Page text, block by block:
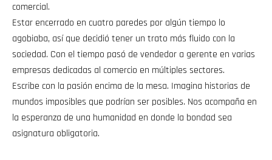
comercial.
Estar encerrado en cuatro paredes por algún tiempo lo
agobiaba, así que decidió tener un trato más fluido con la
sociedad. Con el tiempo pasó de vendedor a gerente en varias
empresas dedicadas al comercio en múltiples sectores.
Escribe con la pasión encima de la mesa. Imagina historias de
mundos imposibles que podrían ser posibles. Nos acompaña en
la esperanza de una humanidad en donde la bondad sea
asignatura obligatoria.